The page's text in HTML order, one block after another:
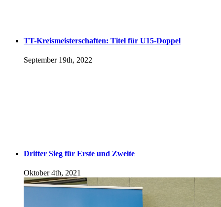
TT-Kreismeisterschaften: Titel für U15-Doppel
September 19th, 2022
Dritter Sieg für Erste und Zweite
Oktober 4th, 2021